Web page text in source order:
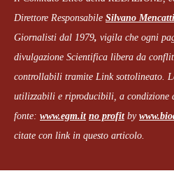
Direttore Responsabile Silvano
Giornalisti dal 1979, vigila che ogni
divulgazione Scientifica libera da
controllabili tramite Link sottolineato.
utilizzabili e riproducibili, a condizione
fonte: www.egm.it no profitby
citate con link in questo articolo.